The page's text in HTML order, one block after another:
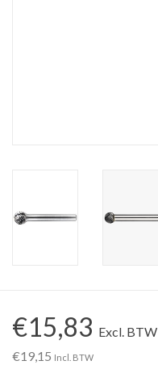
Verspaanbaar materiaal |
Machines |
€15,83 Excl. BTW
€19,15 Incl. BTW